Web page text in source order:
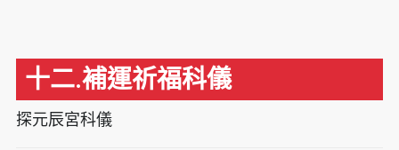
十二.補運祈福科儀
探元辰宮科儀